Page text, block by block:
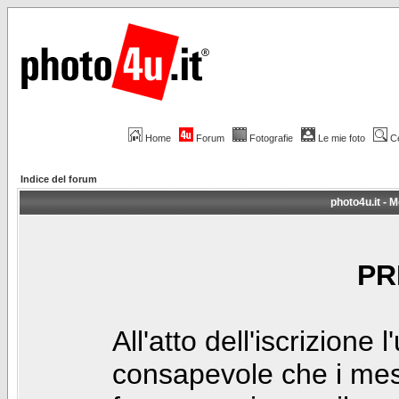
Home Forum Fotografie Le mie foto
Indice del forum
photo4u.it -
All'atto dell'iscrizione
consapevole che i